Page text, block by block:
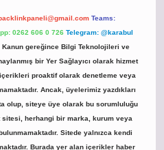
Teams:
0262 606 0 726 Telegram: @karabul
Kanun gereğince Bilgi Teknolojileri ve
bir Yer Sağlayıcı olarak hizmet
proaktif olarak denetleme veya
Ancak, üyelerimiz yazdıkları
olup, siteye üye olarak bu sorumluluğu
sitesi, herhangi bir marka, kurum veya
Sitede yalnızca kendi
Burada yer alan içerikler haber